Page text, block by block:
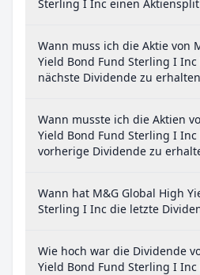
Sterling I Inc einen
Wann muss ich die Aktie von
Yield Bond Fund Sterling I
nächste Dividende zu
Wann musste ich die Aktien
Yield Bond Fund Sterling I
vorherige Dividende zu
Wann hat M&G Global High
Sterling I Inc die letzte
Wie hoch war die Dividende
Yield Bond Fund Sterling I Inc